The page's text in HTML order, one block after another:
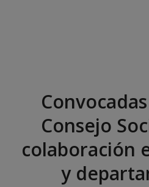
Consejo
colaboración
y